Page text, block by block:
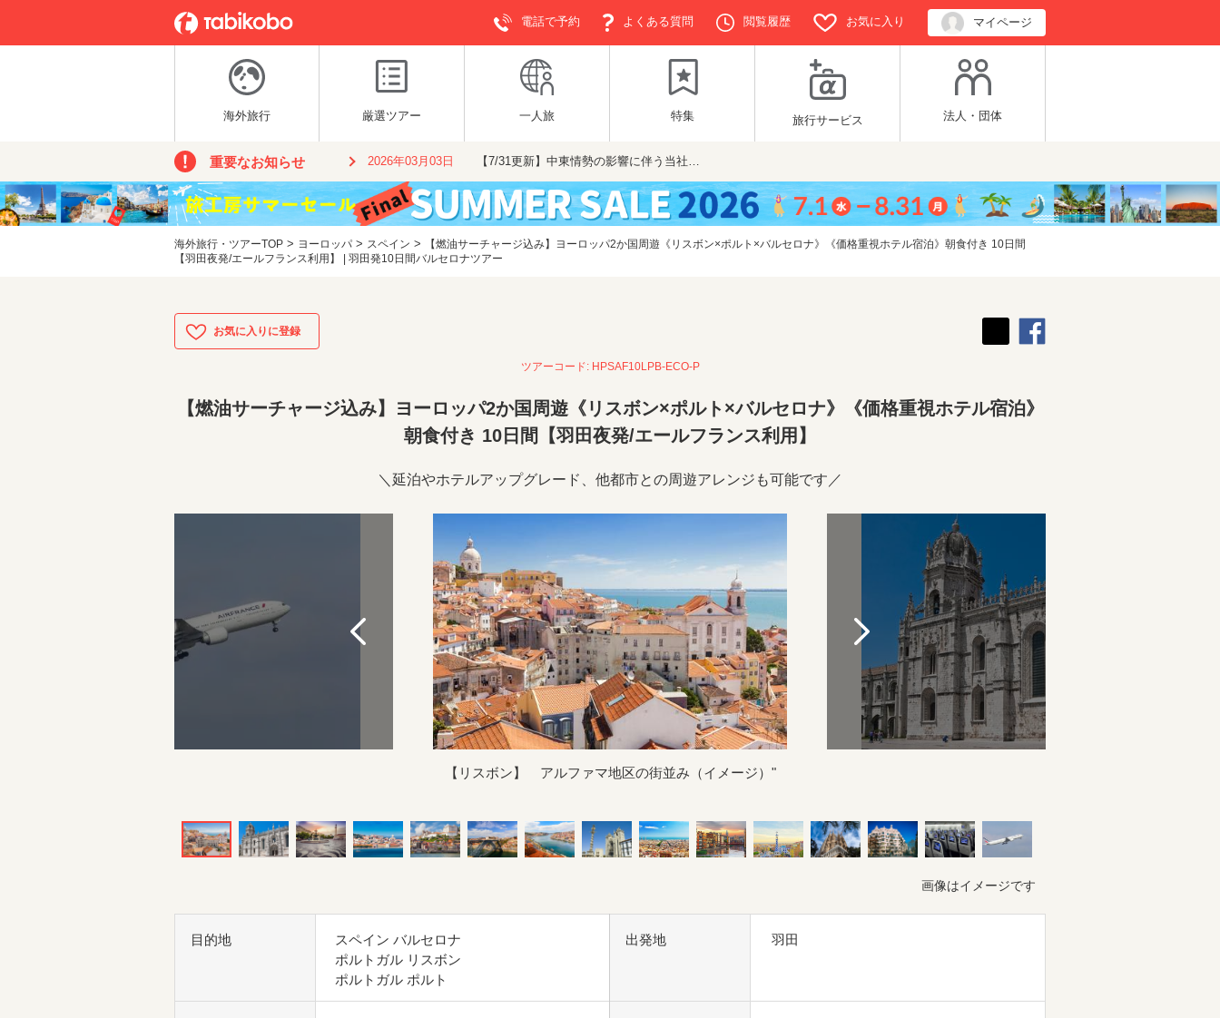
電話で予約 よくある質問 閲覧履歴 お気に入り マイページ
海外旅行 厳選ツアー 一人旅 特集 旅行サービス 法人・団体
重要なお知らせ 2026年03月03日 【7/31更新】中東情勢の影響に伴う当社…
海外旅行・ツアーTOP > ヨーロッパ > スペイン >
【燃油サーチャージ込み】ヨーロッパ2か国周遊《リスボン×ポルト×バルセロナ》《価格重視ホテル宿泊》朝食付き 10日間
【羽田夜発/エールフランス利用】 | 羽田発10日間バルセロナツアー
ツアーコード: HPSAF10LPB-ECO-P
【燃油サーチャージ込み】ヨーロッパ2か国周遊《リスボン×ポルト×バルセロナ》《価格重視ホテル宿泊》
朝食付き 10日間【羽田夜発/エールフランス利用】
＼延泊やホテルアップグレード、他都市との周遊アレンジも可能です／
【リスボン】 アルファマ地区の街並み（イメージ）"
画像はイメージです
目的地
スペイン バルセロナ
ポルトガル リスボン
ポルトガル ポルト
出発地 羽田